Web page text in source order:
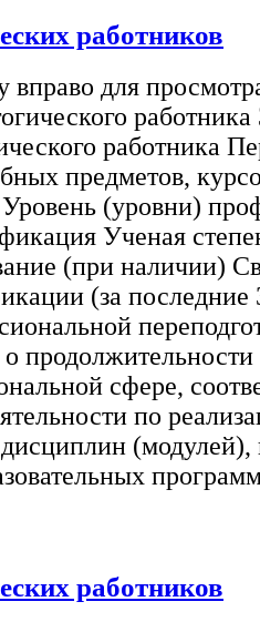
работников
вправо для
работника
работника
предметов,
(уровни)
Ученая
(при наличии)
(за последние
сфере,
по
(модулей),
работников